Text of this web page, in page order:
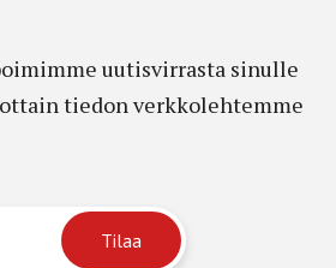
uutisvirrasta sinulle
tiedon verkkolehtemme